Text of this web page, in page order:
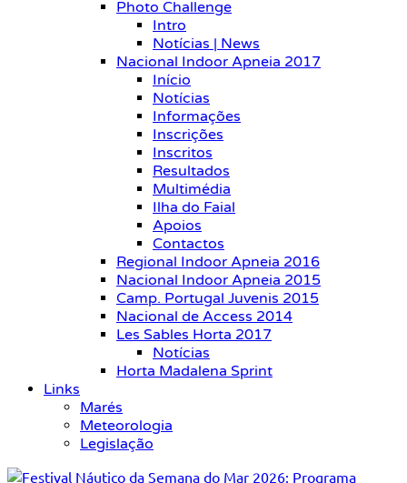
Photo Challenge
Intro
Notícias | News
Nacional Indoor Apneia 2017
Início
Notícias
Informações
Inscrições
Inscritos
Resultados
Multimédia
Ilha do Faial
Apoios
Contactos
Regional Indoor Apneia 2016
Nacional Indoor Apneia 2015
Camp. Portugal Juvenis 2015
Nacional de Access 2014
Les Sables Horta 2017
Notícias
Horta Madalena Sprint
Links
Marés
Meteorologia
Legislação